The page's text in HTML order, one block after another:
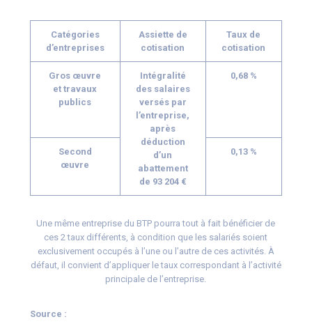
Catégories
d’entreprises
Assiette de
cotisation
Taux de
cotisation
Gros œuvre
et travaux
publics
Intégralité
des salaires
versés par
l’entreprise,
après
déduction
d’un
abattement
de 93 204 €
0,68 %
Second
œuvre
0,13 %
Une même entreprise du BTP pourra tout à fait bénéficier de
ces 2 taux différents, à condition que les salariés soient
exclusivement occupés à l’une ou l’autre de ces activités. À
défaut, il convient d’appliquer le taux correspondant à l’activité
principale de l’entreprise.
Source :